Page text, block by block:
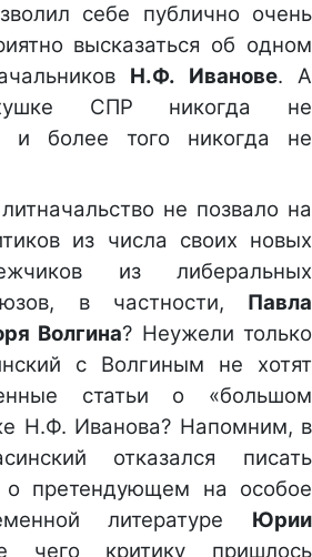
себе публично очень
высказаться об одном
Н.Ф. Иванове. А
СПР никогда не
и более того никогда не
не позвало на
из числа своих новых
из либеральных
в частности, Павла
Волгина? Неужели только
с Волгиным не хотят
статьи о «большом
Н.Ф. Иванова? Напомним, в
отказался писать
о претендующем на особое
литературе Юрии
чего критику пришлось